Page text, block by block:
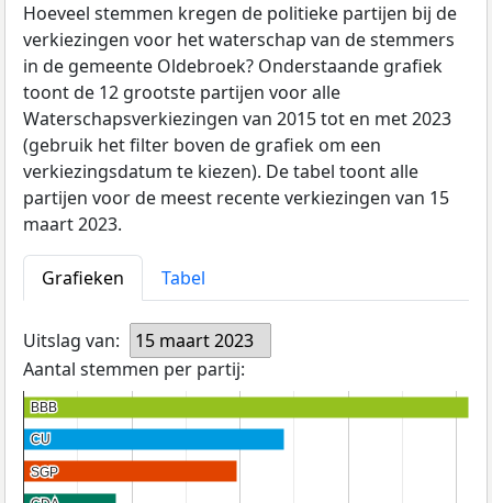
Hoeveel stemmen kregen de politieke partijen bij de
verkiezingen voor het waterschap van de stemmers
in de gemeente Oldebroek? Onderstaande grafiek
toont de 12 grootste partijen voor alle
Waterschapsverkiezingen van 2015 tot en met 2023
(gebruik het filter boven de grafiek om een
verkiezingsdatum te kiezen). De tabel toont alle
partijen voor de meest recente verkiezingen van 15
maart 2023.
Grafieken Tabel
Uitslag van:
15 maart 2023
Aantal stemmen per partij:
BBB
BBB
CU
CU
SGP
SGP